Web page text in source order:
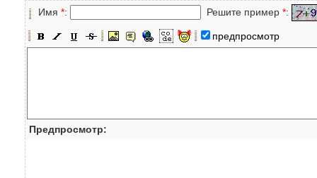
Имя *: Решите пример *:
предпросмотр
Предпросмотр: